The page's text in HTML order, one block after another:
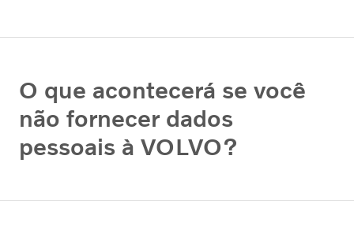
O que acontecerá se você
não fornecer dados
pessoais à VOLVO?